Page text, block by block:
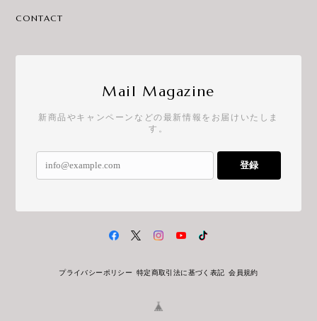
CONTACT
Mail Magazine
新商品やキャンペーンなどの最新情報をお届けいたしま
す。
登録
プライバシーポリシー 特定商取引法に基づく表記 会員規約